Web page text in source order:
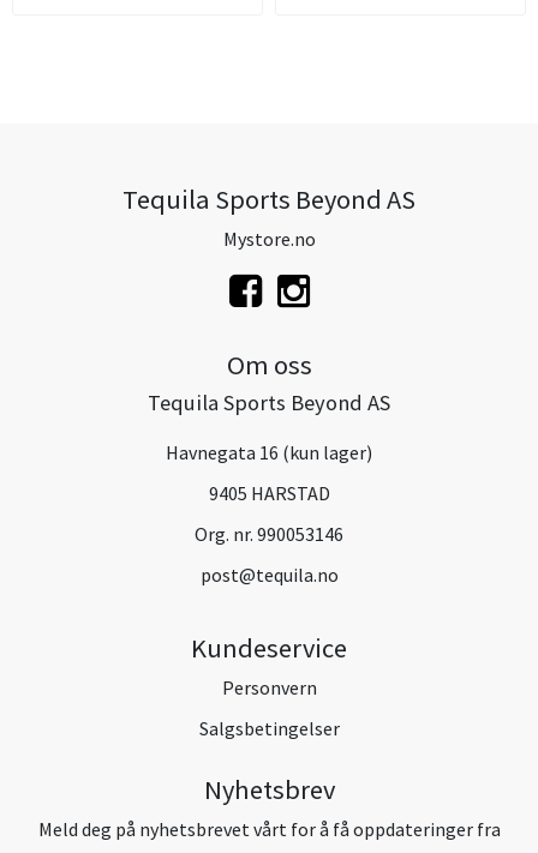
Tequila Sports Beyond AS
Mystore.no
Om oss
Tequila Sports Beyond AS
Havnegata 16 (kun lager)
9405 HARSTAD
Org. nr. 990053146
post@tequila.no
Kundeservice
Personvern
Salgsbetingelser
Nyhetsbrev
Meld deg på nyhetsbrevet vårt for å få oppdateringer fra